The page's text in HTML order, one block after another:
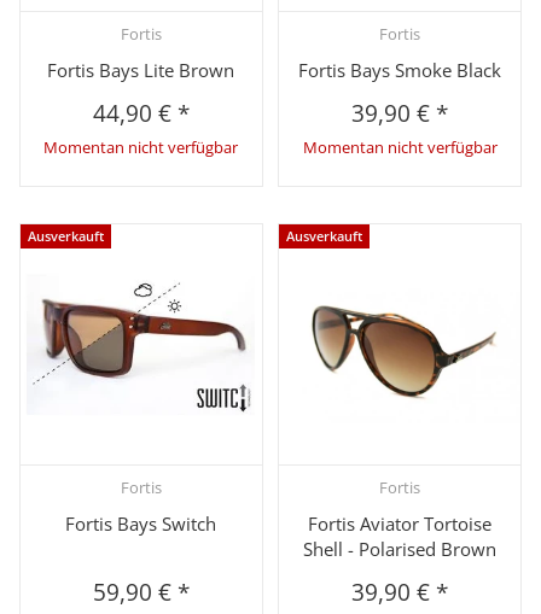
Fortis
Fortis Bays Lite Brown
44,90 € *
Momentan nicht verfügbar
Fortis
Fortis Bays Smoke Black
39,90 € *
Momentan nicht verfügbar
Ausverkauft
Fortis
Fortis Bays Switch
59,90 € *
Ausverkauft
Fortis
Fortis Aviator Tortoise
Shell - Polarised Brown
39,90 € *